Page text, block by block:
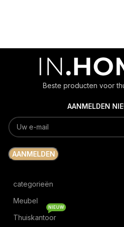
Beste producten voor
AANMELDEN
categorieën
Meubel
Thuiskantoor
NIEUW